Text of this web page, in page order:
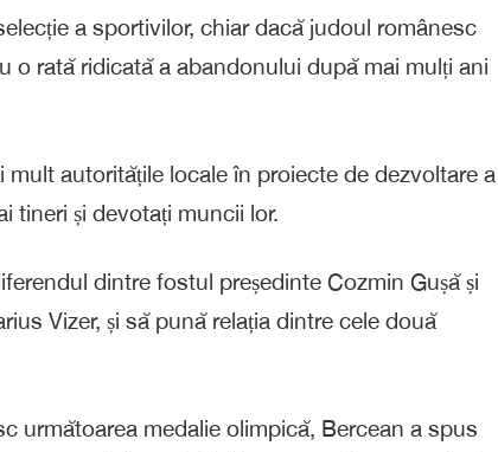
a sportivilor, chiar dacă judoul românesc
o rată ridicată a abandonului după mai mulți ani
autoritățile locale în proiecte de dezvoltare a
tineri și devotați muncii lor.
dintre fostul președinte Cozmin Gușă și
Vizer, și să pună relația dintre cele două
următoarea medalie olimpică, Bercean a spus